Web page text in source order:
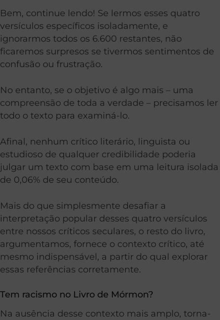
Bem, continue lendo! Se lermos esses quatro
versículos específicos isoladamente, e
ignorarmos todos os 6.600 restantes, não
ficaremos surpresos se tivermos sentimentos de
confusão ou frustração.
No entanto, se o objetivo é algo mais – uma
compreensão de toda a verdade – precisamos ler
todo o texto para examiná-lo.
Afinal, nenhum crítico literário, linguista ou
estudioso de qualquer credibilidade poderia
julgar um texto com base em uma leitura isolada
de 0,06% de seu conteúdo.
Mais do que simplesmente desafiar a
interpretação popular desses quatro versículos
entre nossos críticos seculares, o resto do livro,
argumentamos, fornece o contexto crítico, até
mesmo indispensável, a partir do qual explorar
essas referências corretamente.
Tem racismo no Livro de Mórmon?
Na ausência desse contexto mais amplo, torna-